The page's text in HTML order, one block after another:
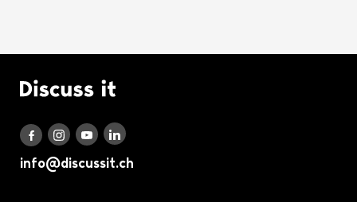
Logo Discuss it
Discuss it auf Facebook
Discuss it auf Instagram
Discuss it auf Youtube
Discuss it auf LinkedIn
info@discussit.ch